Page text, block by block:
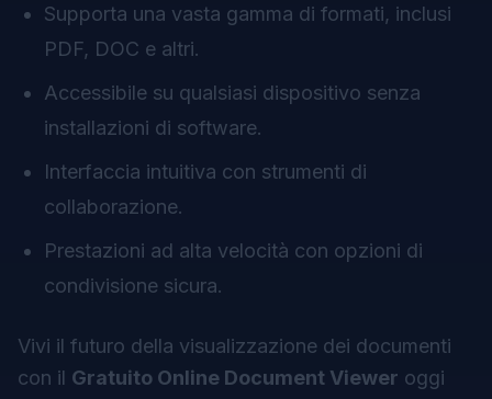
Supporta una vasta gamma di formati, inclusi
PDF, DOC e altri.
Accessibile su qualsiasi dispositivo senza
installazioni di software.
Interfaccia intuitiva con strumenti di
collaborazione.
Prestazioni ad alta velocità con opzioni di
condivisione sicura.
Vivi il futuro della visualizzazione dei documenti
con il Gratuito Online Document Viewer oggi